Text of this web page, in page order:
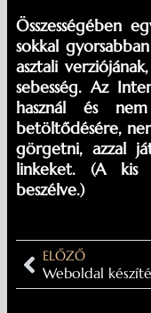
Összességében
sokkal
asztali
sebesség. Az
használ és
betöltődésére,
görgetni, azzal
linkeket. (A kis
beszélve.)
ELŐZŐ